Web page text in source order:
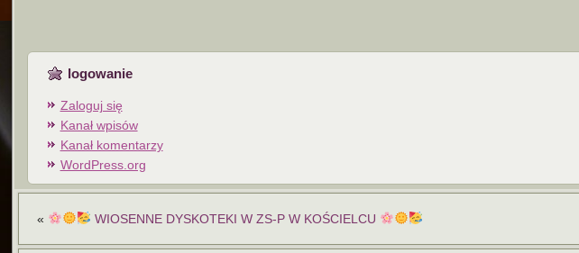
logowanie
Zaloguj się
Kanał wpisów
Kanał komentarzy
WordPress.org
« WIOSENNE DYSKOTEKI W ZS-P W KOŚCIELCU